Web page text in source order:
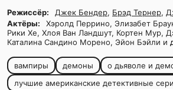
Режиссёр:
Джек Бендер, Брэд Тернер,
Актёры:
Хэролд Перрино, Элизабет
Рики Хе, Хлоя Ван Ландшут, Кортен Мур,
Каталина Сандино Морено, Эйон Бэйли и
вампиры демоны
о дьяволе и
лучшие американские детективные